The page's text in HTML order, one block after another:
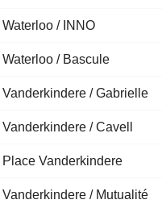
Waterloo / INNO
Waterloo / Bascule
Vanderkindere / Gabrielle
Vanderkindere / Cavell
Place Vanderkindere
Vanderkindere / Mutualité